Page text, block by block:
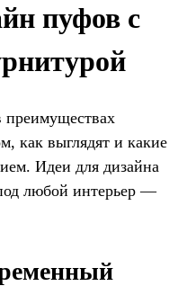
пуфов с
преимуществах
как выглядят и какие
Идеи для дизайна
любой интерьер —